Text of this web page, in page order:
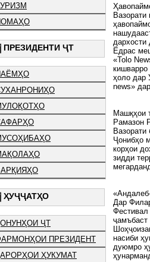
ПРЕЗИДЕНТИ ҶТ
ҲУҶҶАТҲО
ҶТ
ПРЕЗИДЕНТ
ҲУКУМАТ
дархости
Ёдрас
«Tolo
кишварро
ҳоло дар
news»
Машқҳои
Рамазон
Ҷонибҳо
корҳои
зидди
Дар
Фестивал
насиби
дуюмро